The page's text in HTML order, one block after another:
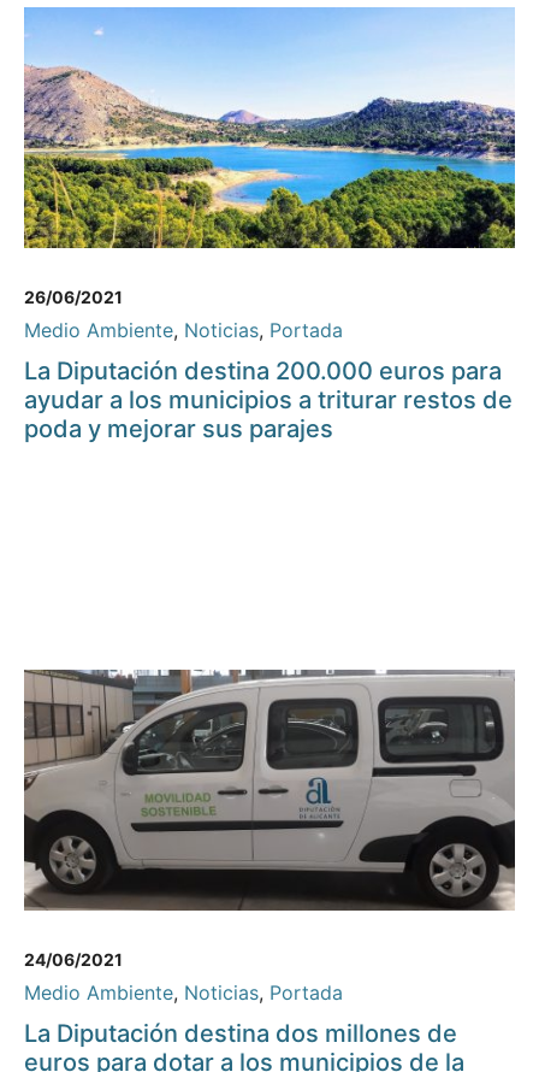
26/06/2021
Medio Ambiente, Noticias, Portada
La Diputación destina 200.000 euros para
ayudar a los municipios a triturar restos de
poda y mejorar sus parajes
24/06/2021
Medio Ambiente, Noticias, Portada
La Diputación destina dos millones de
euros para dotar a los municipios de la